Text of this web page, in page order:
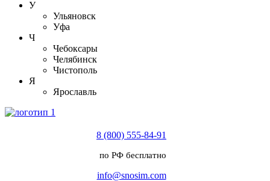
У
Ульяновск
Уфа
Ч
Чебоксары
Челябинск
Чистополь
Я
Ярославль
8 (800) 555-84-91
по РФ бесплатно
info@snosim.com